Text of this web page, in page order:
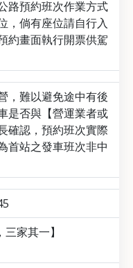
路預約班次作業方式
，倘有座位請自行入
約畫面執行開票供駕
，難以避免途中有後
是否與【營運業者或
確認，預約班次實際
首站之發車班次非中
家其一】